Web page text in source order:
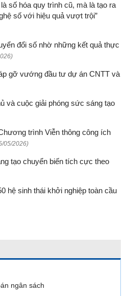
số hóa quy trình cũ, mà là tạo ra
số với hiệu quả vượt trội”
đổi số nhờ những kết quả thực
gỡ vướng đầu tư dự án CNTT và
và cuộc giải phóng sức sáng tạo
trình Viễn thông công ích
05/2026)
tạo chuyển biến tích cực theo
hệ sinh thái khởi nghiệp toàn cầu
ngân sách